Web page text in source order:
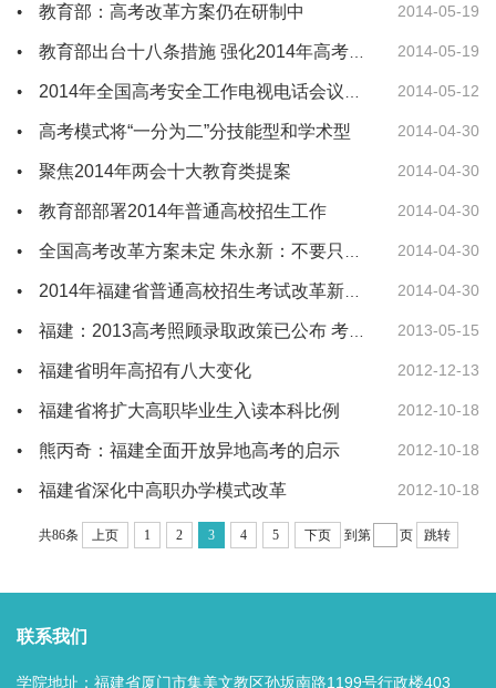
教育部：高考改革方案仍在研制中 2014-05-19
2014-05-19
2014-05-12
高考模式将“一分为二”分技能型和学术型 2014-04-30
聚焦2014年两会十大教育类提案 2014-04-30
教育部部署2014年普通高校招生工作 2014-04-30
2014-04-30
2014-04-30
2013-05-15
福建省明年高招有八大变化 2012-12-13
福建省将扩大高职毕业生入读本科比例 2012-10-18
熊丙奇：福建全面开放异地高考的启示 2012-10-18
福建省深化中高职办学模式改革 2012-10-18
共86条 上页 1 2 3 4 5 下页 到第 页 跳转
联系我们
学院地址：福建省厦门市集美文教区孙坂南路1199号行政楼403